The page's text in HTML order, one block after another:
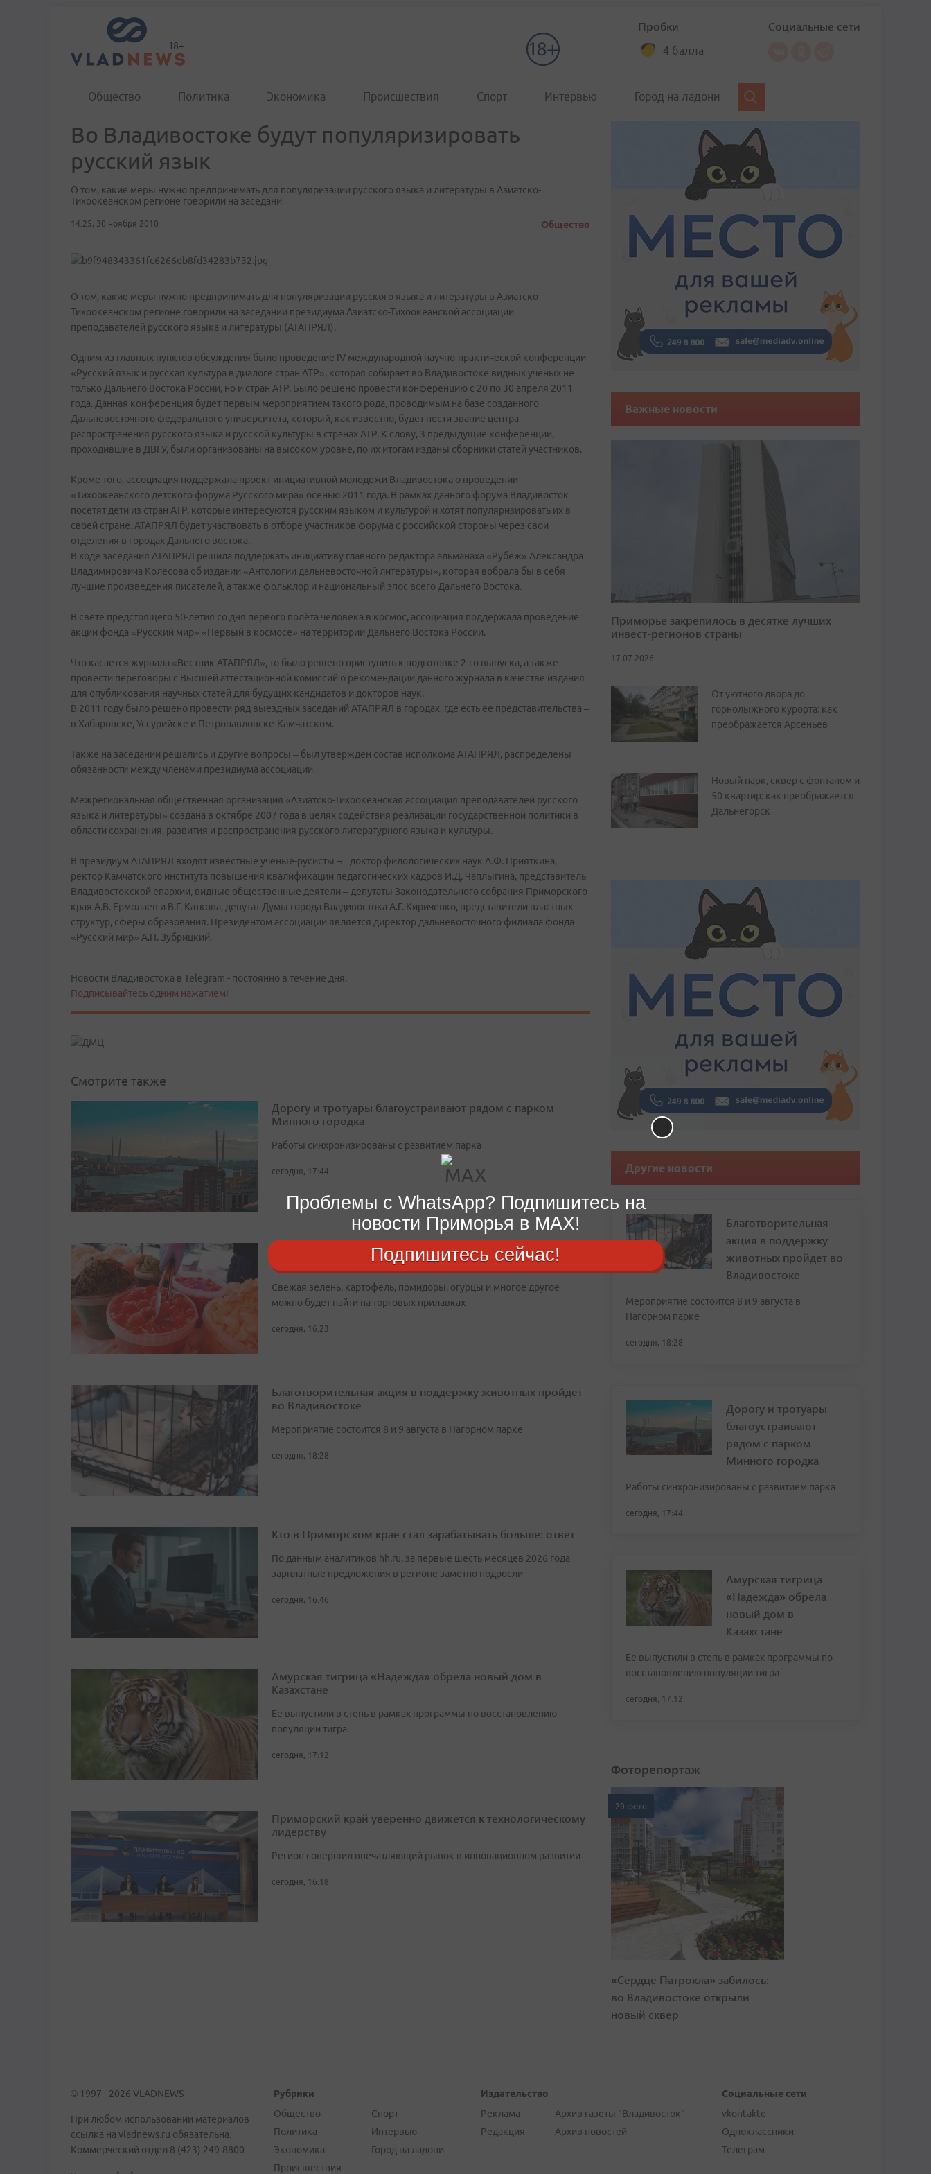
Пробки
4 балла
Социальные сети
Общество Политика Экономика Происшествия Спорт Интервью Город на ладони
Во Владивостоке будут популяризировать
русский язык
О том, какие меры нужно предпринимать для популяризации русского языка и литературы в Азиатско-
Тихоокеанском регионе говорили на заседани
14:25, 30 ноября 2010 Общество
О том, какие меры нужно предпринимать для популяризации русского языка и литературы в Азиатско-
Тихоокеанском регионе говорили на заседании президиума Азиатско-Тихоокеанской ассоциации
преподавателей русского языка и литературы (АТАПРЯЛ).
Одним из главных пунктов обсуждения было проведение IV международной научно-практической конференции
«Русский язык и русская культура в диалоге стран АТР», которая собирает во Владивостоке видных ученых не
только Дальнего Востока России, но и стран АТР. Было решено провести конференцию с 20 по 30 апреля 2011
года. Данная конференция будет первым мероприятием такого рода, проводимым на базе созданного
Дальневосточного федерального университета, который, как известно, будет нести звание центра
распространения русского языка и русской культуры в странах АТР. К слову, 3 предыдущие конференции,
проходившие в ДВГУ, были организованы на высоком уровне, по их итогам изданы сборники статей участников.
Кроме того, ассоциация поддержала проект инициативной молодежи Владивостока о проведении
«Тихоокеанского детского форума Русского мира» осенью 2011 года. В рамках данного форума Владивосток
посетят дети из стран АТР, которые интересуются русским языком и культурой и хотят популяризировать их в
своей стране. АТАПРЯЛ будет участвовать в отборе участников форума с российской стороны через свои
отделения в городах Дальнего востока.
В ходе заседания АТАПРЯЛ решила поддержать инициативу главного редактора альманаха «Рубеж» Александра
Владимировича Колесова об издании «Антологии дальневосточной литературы», которая вобрала бы в себя
лучшие произведения писателей, а также фольклор и национальный эпос всего Дальнего Востока.
В свете предстоящего 50-летия со дня первого полёта человека в космос, ассоциация поддержала проведение
акции фонда «Русский мир» «Первый в космосе» на территории Дальнего Востока России.
Что касается журнала «Вестник АТАПРЯЛ», то было решено приступить к подготовке 2-го выпуска, а также
провести переговоры с Высшей аттестационной комиссий о рекомендации данного журнала в качестве издания
для опубликования научных статей для будущих кандидатов и докторов наук.
В 2011 году было решено провести ряд выездных заседаний АТАПРЯЛ в городах, где есть ее представительства –
в Хабаровске, Уссурийске и Петропавловске-Камчатском.
Также на заседании решались и другие вопросы – был утвержден состав исполкома АТАПРЯЛ, распределены
обязанности между членами президиума ассоциации.
Межрегиональная общественная организация «Азиатско-Тихоокеанская ассоциация преподавателей русского
языка и литературы» создана в октябре 2007 года в целях содействия реализации государственной политики в
области сохранения, развития и распространения русского литературного языка и культуры.
В президиум АТАПРЯЛ входят известные ученые-русисты ¬– доктор филологических наук А.Ф. Прияткина,
ректор Камчатского института повышения квалификации педагогических кадров И.Д. Чаплыгина, представитель
Владивостокской епархии, видные общественные деятели – депутаты Законодательного собрания Приморского
края А.В. Ермолаев и В.Г. Каткова, депутат Думы города Владивостока А.Г. Кириченко, представители властных
структур, сферы образования. Президентом ассоциации является директор дальневосточного филиала фонда
«Русский мир» А.Н. Зубрицкий.
Новости Владивостока в Telegram - постоянно в течение дня.
Подписывайтесь одним нажатием!
Смотрите также
Дорогу и тротуары благоустраивают рядом с парком
Минного городка
Работы синхронизированы с развитием парка
сегодня, 17:44
Ярмарки продовольственных товаров развернутся во
Свежая зелень, картофель, помидоры, огурцы и многое другое
можно будет найти на торговых прилавках
сегодня, 16:23
Благотворительная акция в поддержку животных пройдет
во Владивостоке
Мероприятие состоится 8 и 9 августа в Нагорном парке
сегодня, 18:28
Кто в Приморском крае стал зарабатывать больше: ответ
По данным аналитиков hh.ru, за первые шесть месяцев 2026 года
зарплатные предложения в регионе заметно подросли
сегодня, 16:46
Амурская тигрица «Надежда» обрела новый дом в
Казахстане
Ее выпустили в степь в рамках программы по восстановлению
популяции тигра
сегодня, 17:12
Приморский край уверенно движется к технологическому
лидерству
Регион совершил впечатляющий рывок в инновационном развитии
сегодня, 16:18
Важные новости
Приморье закрепилось в десятке лучших
инвест-регионов страны
17.07.2026
От уютного двора до
горнолыжного курорта: как
преображается Арсеньев
Новый парк, сквер с фонтаном и
50 квартир: как преображается
Дальнегорск
Другие новости
Благотворительная
акция в поддержку
животных пройдет во
Владивостоке
Мероприятие состоится 8 и 9 августа в
Нагорном парке
сегодня, 18:28
Дорогу и тротуары
благоустраивают
рядом с парком
Минного городка
Работы синхронизированы с развитием парка
сегодня, 17:44
Амурская тигрица
«Надежда» обрела
новый дом в
Казахстане
Ее выпустили в степь в рамках программы по
восстановлению популяции тигра
сегодня, 17:12
Фоторепортаж
20 фото
«Сердце Патрокла» забилось:
во Владивостоке открыли
новый сквер
© 1997 - 2026 VLADNEWS
При любом использовании материалов
ссылка на vladnews.ru обязательна.
Коммерческий отдел 8 (423) 249-8800
Рубрики
Общество
Политика
Экономика
Происшествия
Спорт
Интервью
Город на ладони
Издательство
Реклама
Редакция
Архив газеты "Владивосток"
Архив новостей
Социальные сети
vkontakte
Одноклассники
Телеграм
Проблемы с WhatsApp? Подпишитесь на
новости Приморья в MAX!
Подпишитесь сейчас!